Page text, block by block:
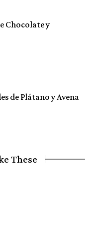
Chocolate y
de Plátano y Avena
These